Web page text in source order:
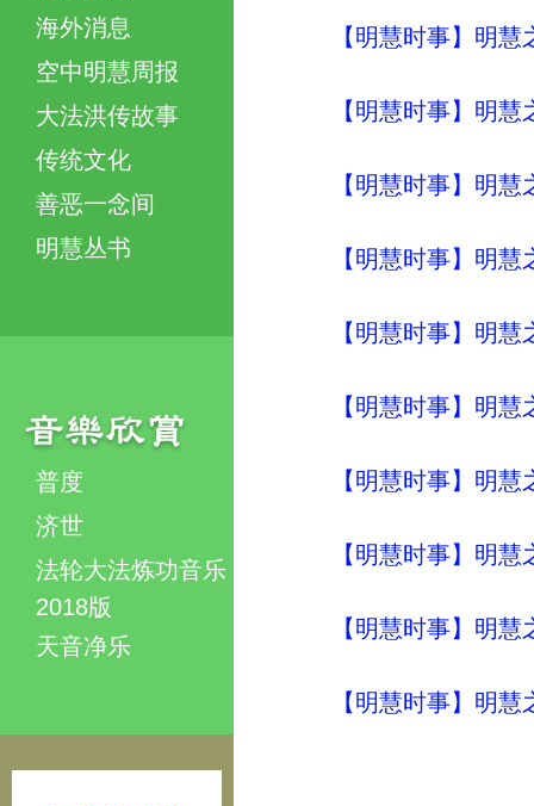
海外消息
空中明慧周报
大法洪传故事
传统文化
善恶一念间
明慧丛书
普度
济世
法轮大法炼功音乐
2018版
天音净乐
【明慧时事】明
【明慧时事】明
【明慧时事】明
【明慧时事】明
【明慧时事】明
【明慧时事】明
【明慧时事】明
【明慧时事】明
【明慧时事】明
【明慧时事】明